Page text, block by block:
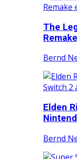
The
Bernd
Elden
Bernd